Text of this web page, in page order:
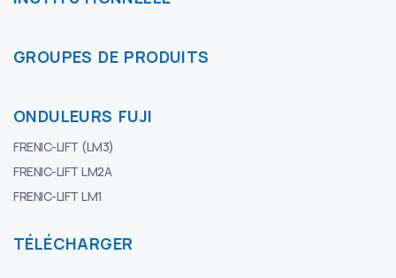
GROUPES DE PRODUITS
ONDULEURS FUJI
FRENIC-LIFT (LM3)
FRENIC-LIFT LM2A
FRENIC-LIFT LM1
TÉLÉCHARGER